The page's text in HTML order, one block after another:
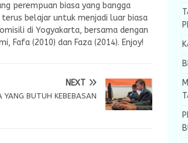
perempuan biasa yang bangga
belajar untuk menjadi luar biasa
di Yogyakarta, bersama dengan
Fafa (2010) dan Faza (2014). Enjoy!
NEXT
YANG BUTUH KEBEBASAN